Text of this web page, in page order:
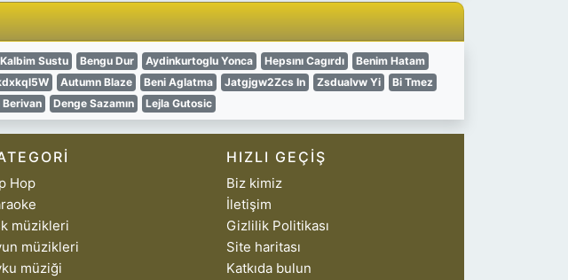
Kalbim Sustu Bengu Dur Aydinkurtoglu Yonca Hepsını Cagırdı
Benim Hatam
Autumn Blaze Beni Aglatma Jatgjgw2Zcs In Zsdualvw Yi
Bi Tmez
Denge Sazamın Lejla Gutosic
Hop
müzikleri
müzikleri
müziği
HIZLI GEÇIŞ
Biz kimiz
İletişim
Gizlilik Politikası
Site haritası
Katkıda bulun